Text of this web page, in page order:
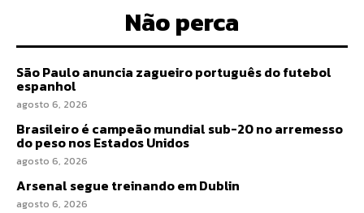
Não perca
São Paulo anuncia zagueiro português do futebol
espanhol
agosto 6, 2026
Brasileiro é campeão mundial sub-20 no arremesso
do peso nos Estados Unidos
agosto 6, 2026
Arsenal segue treinando em Dublin
agosto 6, 2026